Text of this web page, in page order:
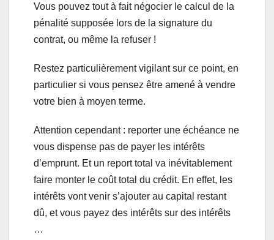
Vous pouvez tout à fait négocier le calcul de la
pénalité supposée lors de la signature du
contrat, ou même la refuser !
Restez particulièrement vigilant sur ce point, en
particulier si vous pensez être amené à vendre
votre bien à moyen terme.
Attention cependant : reporter une échéance ne
vous dispense pas de payer les intérêts
d’emprunt. Et un report total va inévitablement
faire monter le coût total du crédit. En effet, les
intérêts vont venir s’ajouter au capital restant
dû, et vous payez des intérêts sur des intérêts
…